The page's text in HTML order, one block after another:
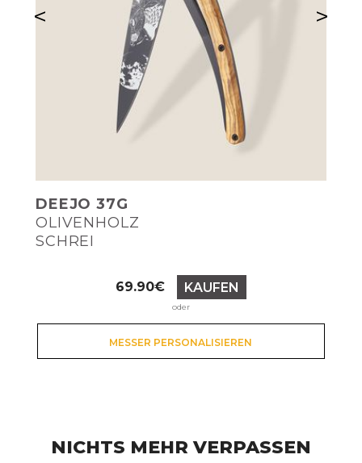
DEEJO 37G
OLIVENHOLZ
SCHREI
Preis
69.90€ KAUFEN
oder
MESSER PERSONALISIEREN
< >
NICHTS MEHR VERPASSEN